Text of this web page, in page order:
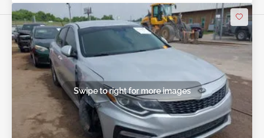
Swipe to right for more images